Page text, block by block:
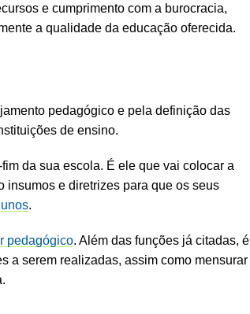
e cumprimento com a burocracia,
a qualidade da educação oferecida.
pedagógico e pela definição das
de ensino.
da sua escola. É ele que vai colocar a
insumos e diretrizes para que os seus
.
pedagógico. Além das funções já citadas, é
a serem realizadas, assim como mensurar